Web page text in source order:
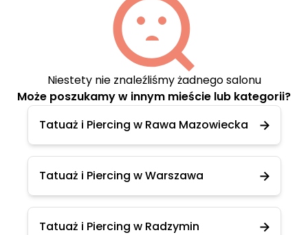
Niestety nie znaleźliśmy żadnego salonu
Może poszukamy w innym mieście lub kategorii?
Tatuaż i Piercing w Rawa Mazowiecka
Tatuaż i Piercing w Warszawa
Tatuaż i Piercing w Radzymin